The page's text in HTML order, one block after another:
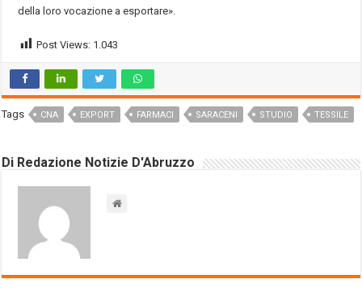
della loro vocazione a esportare».
Post Views: 1.043
Tags CNA EXPORT FARMACI SARACENI STUDIO TESSILE
Di Redazione Notizie D'Abruzzo